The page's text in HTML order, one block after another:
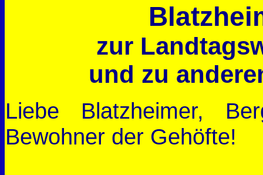
zur
und zu
Liebe Blatzheimer,
Bewohner der Gehöfte!